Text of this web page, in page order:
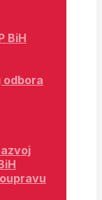
BiH
odbora